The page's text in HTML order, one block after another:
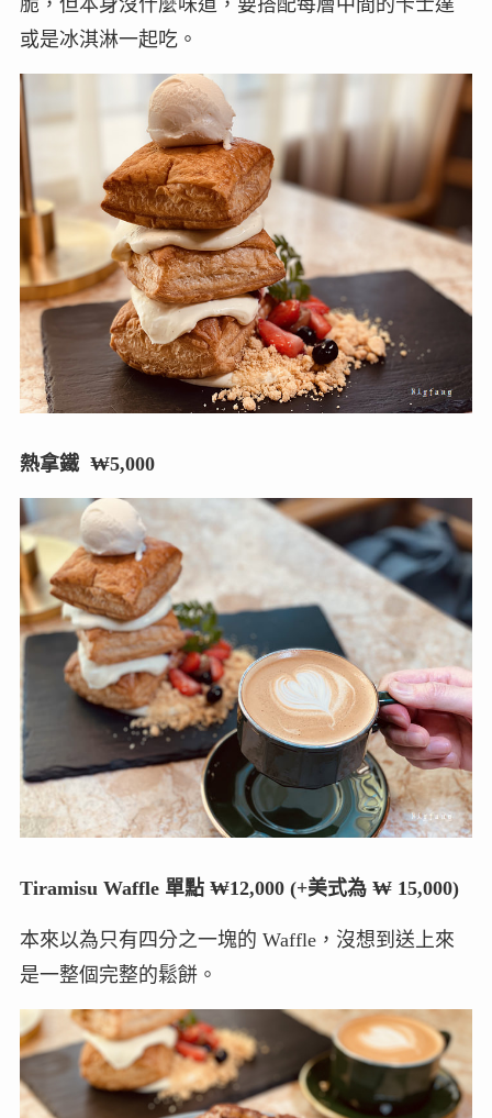
熱拿鐵 ₩5,000
Tiramisu Waffle 單點 ₩12,000 (+美式為 ₩ 15,000)
本來以為只有四分之一塊的 Waffle，沒想到送上來